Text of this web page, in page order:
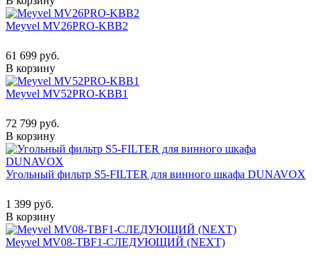
Meyvel MV26PRO-KBB2
61 699 руб.
В корзину
Meyvel MV52PRO-KBB1
72 799 руб.
В корзину
Угольный фильтр S5-FILTER для винного шкафа DUNAVOX
1 399 руб.
В корзину
Meyvel MV08-TBF1-СЛЕДУЮЩИЙ (NEXT)